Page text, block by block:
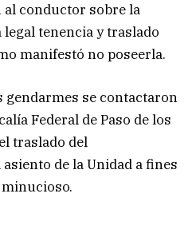
conductor sobre la
tenencia y traslado
manifestó no poseerla.
gendarmes se contactaron
Federal de Paso de los
traslado del
de la Unidad a fines